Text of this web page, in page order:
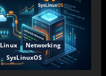
Networking
SysLinuxOS